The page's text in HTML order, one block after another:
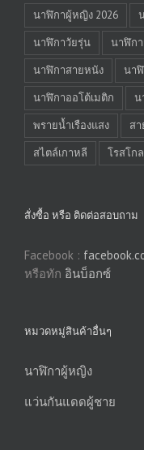
นาฬิกาผู้หญิง 2026
นาฬิกาวัยรุ่น
นาฬิก
นาฬิกาสายหนัง
นา
นาฬิกาออโต้เมติก
น
พรายน้ำเรืองแสง
ส
สไตล์เกาหลี
โรสโก
สั่งซื้อ หรือ ติดต่อสอบถาม
Facebook :
หรือทัก อินบ็อกซ์
หมวดหมู่สินค้าอื่นๆ
นาฬิกาผู้หญิง
แว่นกันแดดผู้ชาย